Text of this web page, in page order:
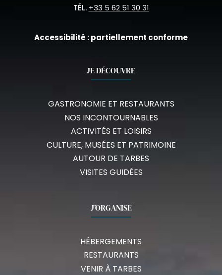
TÉL. +33 5 62 51 30 31
Accessibilité : partiellement conforme
JE DÉCOUVRE
GASTRONOMIE ET RESTAURANTS
NOS INCONTOURNABLES
ACTIVITÉS ET LOISIRS
CULTURE, MUSÉES ET PATRIMOINE
AUTOUR DE TARBES
VISITES GUIDÉES
J’ORGANISE
HÉBERGEMENTS
RESTAURANTS
VENIR À TARBES